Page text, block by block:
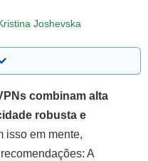
Joshevska
combinam alta
robusta e
isso em mente,
A